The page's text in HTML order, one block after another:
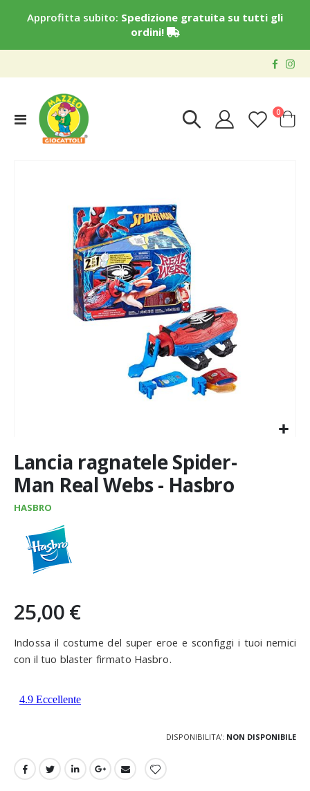
Approfitta subito: Spedizione gratuita su tutti gli
ordini!
Toggle
Nav
Cart
0elementi
all'inizio
della
galleria
Lancia ragnatele Spider-
Man Real Webs - Hasbro
HASBRO
25,00 €
Indossa il costume del super eroe e sconfiggi i tuoi nemici
con il tuo blaster firmato Hasbro.
DISPONIBILITA': NON DISPONIBILE